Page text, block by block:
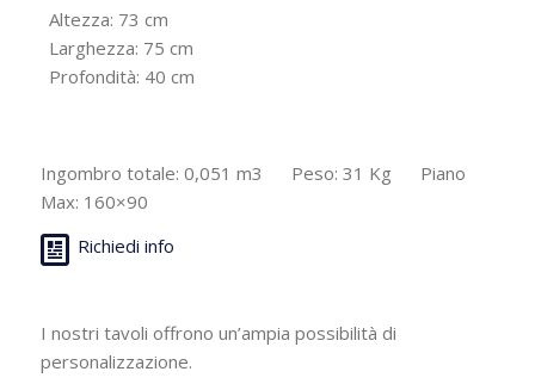
Altezza: 73 cm
Larghezza: 75 cm
Profondità: 40 cm
Ingombro totale: 0,051 m3 Peso: 31 Kg Piano
Max: 160×90
Richiedi info
I nostri tavoli offrono un’ampia possibilità di
personalizzazione.